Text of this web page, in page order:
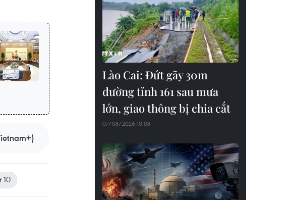
10
Lào Cai: Đứt gãy 30m
đường tỉnh 161 sau mưa
lớn, giao thông bị chia cắt
07/08/2026 10:08